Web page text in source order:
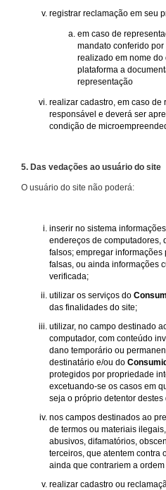
registrar reclamação em seu
em caso de
mandato conferido
realizado em nome do
plataforma a
representação
realizar cadastro, em caso de
responsável e deverá ser
condição de
5. Das vedações ao usuário do site
O usuário do site não poderá:
inserir no sistema
endereços de computadores,
falsos; empregar
falsas, ou ainda informações
verificada;
utilizar os serviços do
das finalidades do site;
utilizar, no campo destinado
computador, com conteúdo
dano temporário ou
destinatário e/ou do
protegidos por propriedade
excetuando-se os casos em
seja o próprio detentor destes
nos campos destinados ao
de termos ou materiais
abusivos, difamatórios,
terceiros, que atentem contra
ainda que contrariem a
realizar cadastro ou